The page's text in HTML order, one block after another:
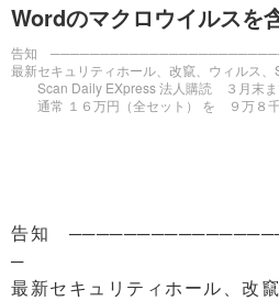
Wordのマクロウイルスを
告知
最新セキュリティホール、改竄、ウィルス、
Scan Daily EXpress 法人購読 ３月末ま
通常 １６万円（全セット） を ９万８
告知
─
最新セキュリティホール、改